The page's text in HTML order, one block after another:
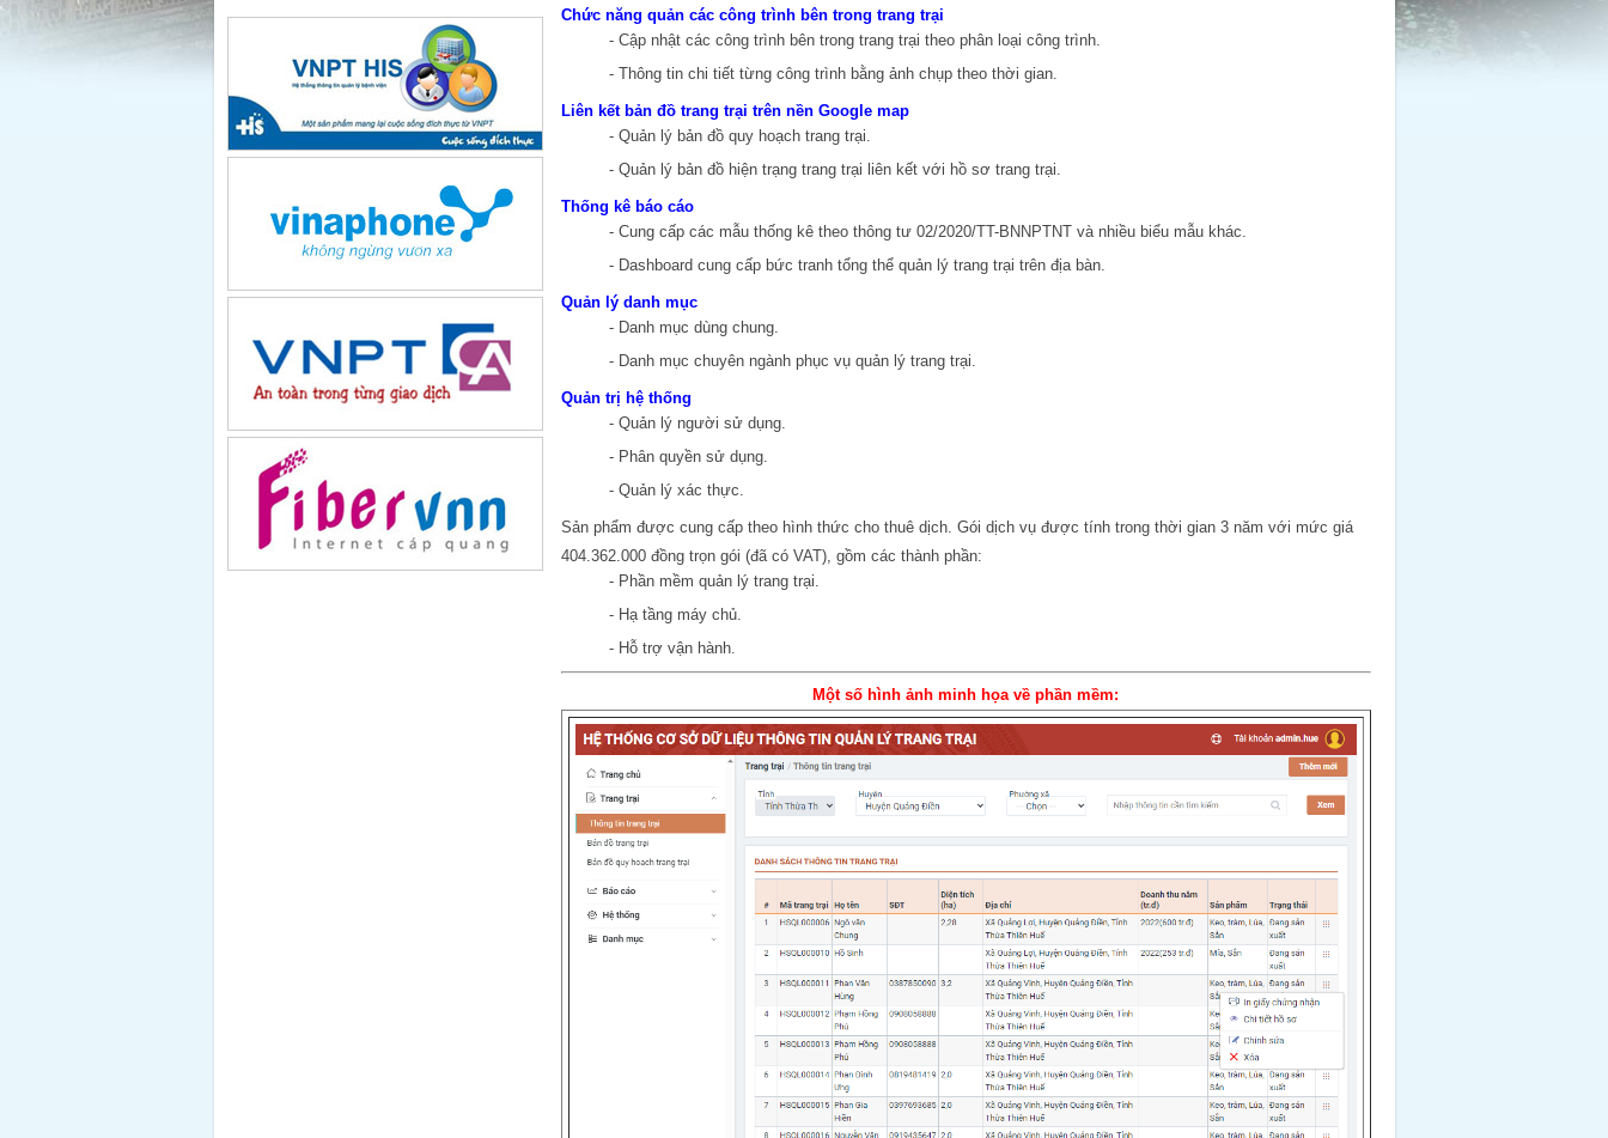
Chức năng quản các công trình bên trong trang trại
- Cập nhật các công trình bên trong trang trại theo phân loại công trình.
- Thông tin chi tiết từng công trình bằng ảnh chụp theo thời gian.
Liên kết bản đồ trang trại trên nền Google map
- Quản lý bản đồ quy hoạch trang trại.
- Quản lý bản đồ hiện trạng trang trại liên kết với hồ sơ trang trại.
Thống kê báo cáo
- Cung cấp các mẫu thống kê theo thông tư 02/2020/TT-BNNPTNT và nhiều biểu mẫu khác.
- Dashboard cung cấp bức tranh tổng thể quản lý trang trại trên địa bàn.
Quản lý danh mục
- Danh mục dùng chung.
- Danh mục chuyên ngành phục vụ quản lý trang trại.
Quản trị hệ thống
- Quản lý người sử dụng.
- Phân quyền sử dụng.
- Quản lý xác thực.
Sản phẩm được cung cấp theo hình thức cho thuê dịch. Gói dịch vụ được tính trong thời gian 3 năm với mức giá
404.362.000 đồng trọn gói (đã có VAT), gồm các thành phần:
- Phần mềm quản lý trang trại.
- Hạ tầng máy chủ.
- Hỗ trợ vận hành.
Một số hình ảnh minh họa về phần mềm: